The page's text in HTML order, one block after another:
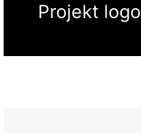
Projekt logo